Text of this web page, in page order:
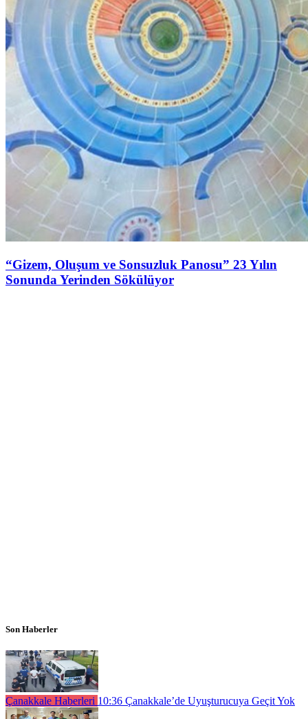
“Gizem, Oluşum ve Sonsuzluk Panosu” 23 Yılın
Sonunda Yerinden Sökülüyor
Son Haberler
Çanakkale Haberleri 10:36 Çanakkale’de Uyuşturucuya Geçit Yok